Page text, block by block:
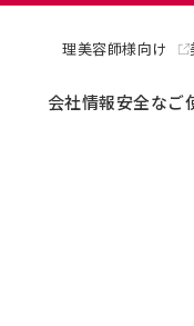
理美容師様向け
会社情報安全なご